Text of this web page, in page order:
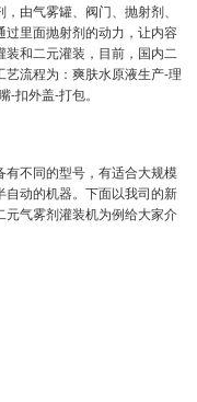
由气雾罐、阀门、抛射剂、
过里面抛射剂的动力，让内容
和二元灌装，目前，国内二
流程为：爽肤水原液生产-理
扣外盖-打包。
不同的型号，有适合大规模
动的机器。下面以我司的新
气雾剂灌装机为例给大家介